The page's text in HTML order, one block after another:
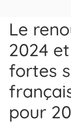
Le
2024
fortes
pour